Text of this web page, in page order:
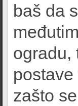
baš da
ogradu,
zašto